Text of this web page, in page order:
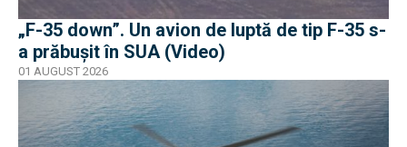
„F-35 down”. Un avion de luptă de tip F-35 s-
a prăbușit în SUA (Video)
01 AUGUST 2026